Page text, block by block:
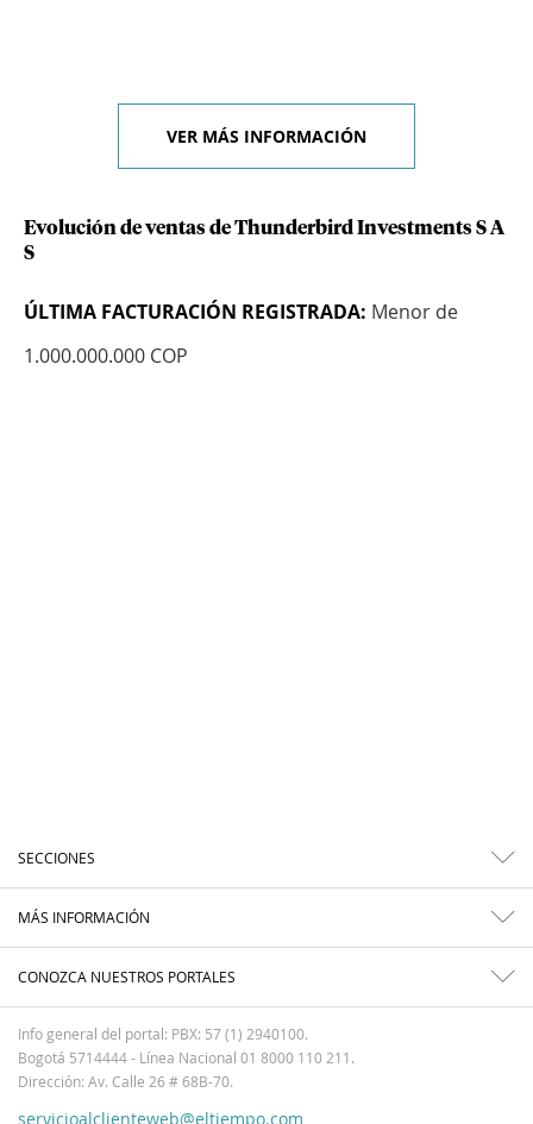
VER MÁS INFORMACIÓN
Evolución de ventas de Thunderbird Investments S A
S
ÚLTIMA FACTURACIÓN REGISTRADA: Menor de
1.000.000.000 COP
SECCIONES
MÁS INFORMACIÓN
CONOZCA NUESTROS PORTALES
Info general del portal: PBX: 57 (1) 2940100.
Bogotá 5714444 - Línea Nacional 01 8000 110 211.
Dirección: Av. Calle 26 # 68B-70.
servicioalclienteweb@eltiempo.com